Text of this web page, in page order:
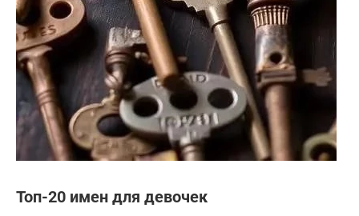
Топ-20 имен для девочек